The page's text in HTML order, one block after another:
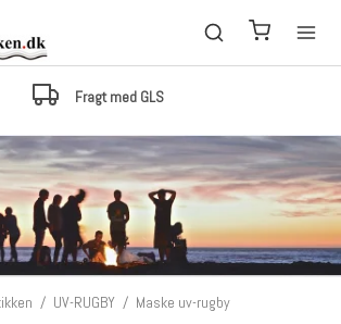
det bestilles, er det på lager med 99.5% sikkerhed
/ UV-RUGBY / Maske uv-rugby